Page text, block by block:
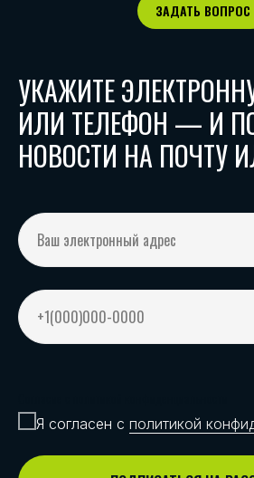
ЗАДАТЬ ВОПРОС
УКАЖИТЕ
ИЛИ ТЕЛЕФОН — И
НОВОСТИ НА ПОЧТУ
Я согласен с политикой